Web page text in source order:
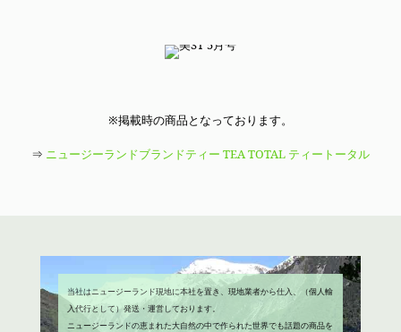
※掲載時の商品となっております。
⇒ ニュージーランドブランドティー TEA TOTAL ティートータル
当社はニュージーランド現地に本社を置き、現地業者から仕入、（個人輸
入代行として）発送・運営しております。
ニュージーランドの恵まれた大自然の中で作られた世界でも話題の商品を